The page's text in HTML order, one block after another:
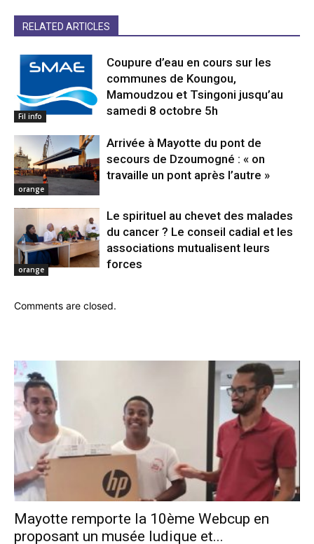
RELATED ARTICLES
Fil info
Coupure d’eau en cours sur les
communes de Koungou,
Mamoudzou et Tsingoni jusqu’au
samedi 8 octobre 5h
orange
Arrivée à Mayotte du pont de
secours de Dzoumogné : « on
travaille un pont après l’autre »
orange
Le spirituel au chevet des malades
du cancer ? Le conseil cadial et les
associations mutualisent leurs
forces
Comments are closed.
Mayotte remporte la 10ème Webcup en
proposant un musée ludique et...